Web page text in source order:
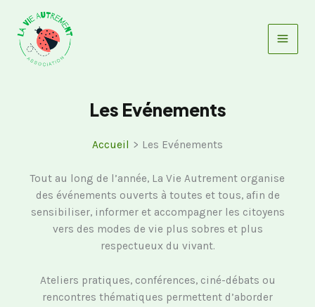
contenu
Les Evénements
Accueil Les Evénements
Tout au long de l’année, La Vie Autrement organise
des événements ouverts à toutes et tous, afin de
sensibiliser, informer et accompagner les citoyens
vers des modes de vie plus sobres et plus
respectueux du vivant.
Ateliers pratiques, conférences, ciné-débats ou
rencontres thématiques permettent d’aborder